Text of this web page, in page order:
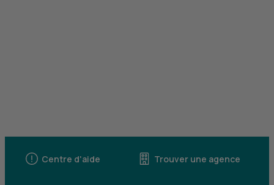
Centre d'aide Trouver une agence